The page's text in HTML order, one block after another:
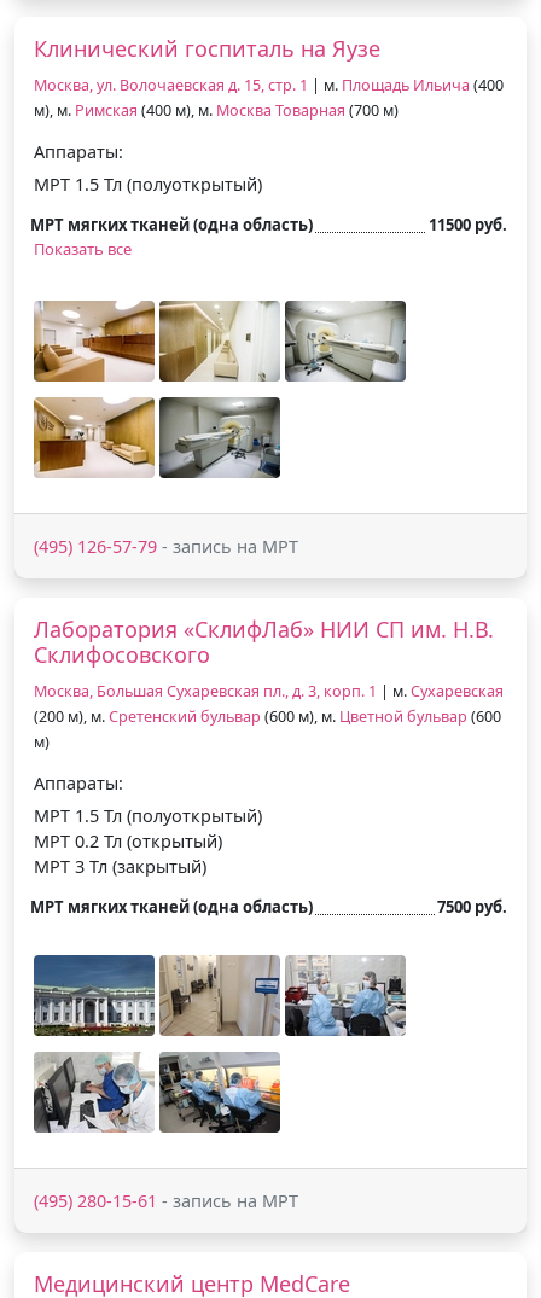
Клинический госпиталь на Яузе
Москва, ул. Волочаевская д. 15, стр. 1 | м. Площадь Ильича (400
м), м. Римская (400 м), м. Москва Товарная (700 м)
Аппараты:
МРТ 1.5 Тл (полуоткрытый)
МРТ мягких тканей (одна область)
11500 руб.
Показать все
(495) 126-57-79 - запись на МРТ
Лаборатория «СклифЛаб» НИИ СП им. Н.В.
Склифосовского
Москва, Большая Сухаревская пл., д. 3, корп. 1 | м.Сухаревская
(200 м), м.Сретенский бульвар (600 м), м. Цветной бульвар (600
м)
Аппараты:
МРТ 1.5 Тл (полуоткрытый)
МРТ 0.2 Тл (открытый)
МРТ 3 Тл (закрытый)
МРТ мягких тканей (одна область) 7500 руб.
(495) 280-15-61 - запись на МРТ
Медицинский центр MedCare